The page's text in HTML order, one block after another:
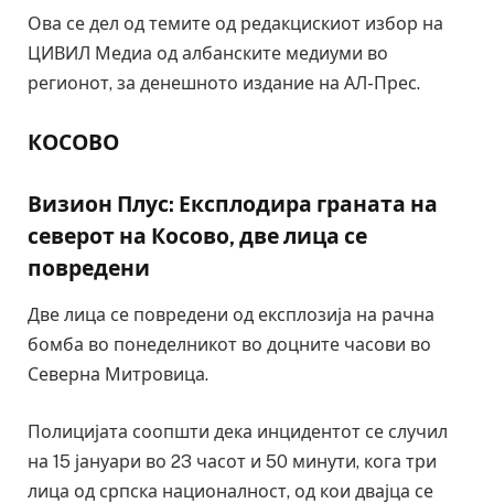
Ова се дел од темите од редакцискиот избор на
ЦИВИЛ Медиа од албанските медиуми во
регионот, за денешното издание на АЛ-Прес.
КОСОВО
Визион Плус: Експлодира граната на
северот на Косово, две лица се
повредени
Две лица се повредени од експлозија на рачна
бомба во понеделникот во доцните часови во
Северна Митровица.
Полицијата соопшти дека инцидентот се случил
на 15 јануари во 23 часот и 50 минути, кога три
лица од српска националност, од кои двајца се